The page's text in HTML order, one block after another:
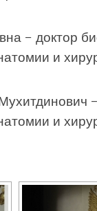
− доктор
и
и